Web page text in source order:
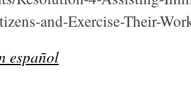
and-Exercise-Their-
español